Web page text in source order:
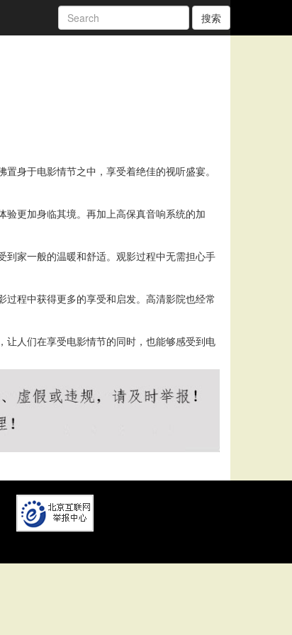
搜索
身于电影情节之中，享受着绝佳的视听盛宴。
更加身临其境。再加上高保真音响系统的加
家一般的温暖和舒适。观影过程中无需担心手
程中获得更多的享受和启发。高清影院也经常
人们在享受电影情节的同时，也能够感受到电